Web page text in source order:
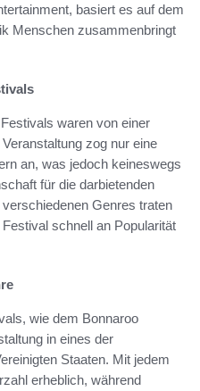
basiert es auf dem
Menschen zusammenbringt
waren von einer
zog nur eine
an, was jedoch keineswegs
für die darbietenden
Genres traten
schnell an Popularität
wie dem Bonnaroo
in eines der
Staaten. Mit jedem
erheblich, während